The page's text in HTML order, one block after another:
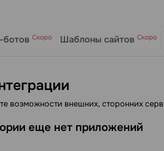
Скоро Шаблоны сайтов Скоро
возможности внешних, сторонних
еще нет приложений